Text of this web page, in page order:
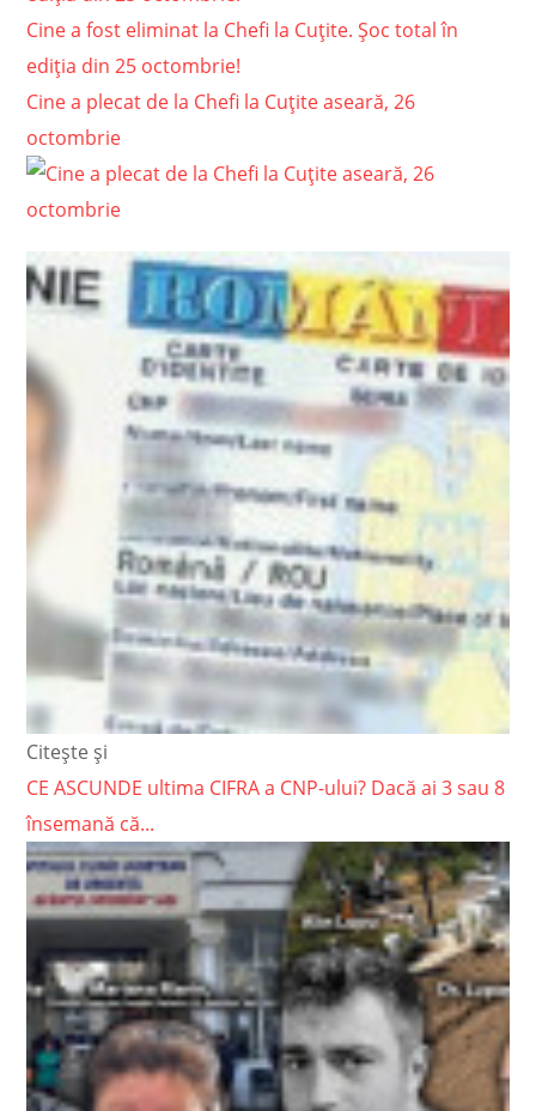
Cine a fost eliminat la Chefi la Cuțite. Șoc total în
ediția din 25 octombrie!
Cine a plecat de la Chefi la Cuțite aseară, 26
octombrie
Citește și
CE ASCUNDE ultima CIFRA a CNP-ului? Dacă ai 3 sau 8
însemană că...